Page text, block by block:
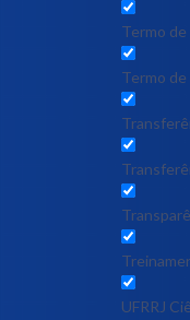
Termo
Termo
UFRRJ